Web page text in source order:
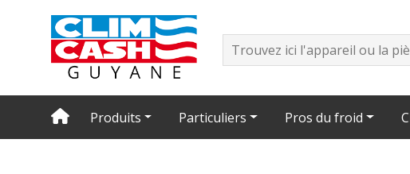
Produits Particuliers Pros du froid